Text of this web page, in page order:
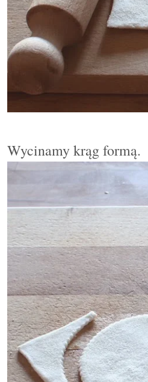
Wycinamy krąg formą.